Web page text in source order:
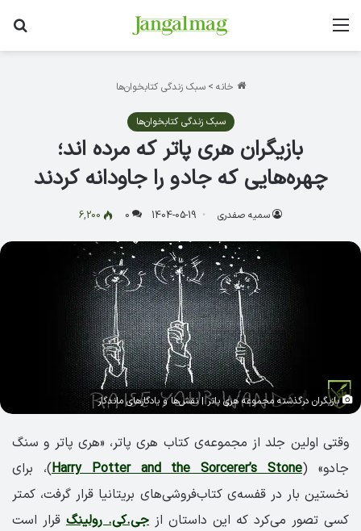
منو
خانه > سبک زندگی کتابخوان‌ها
سبک زندگی کتابخوان‌ها
بازیگران هری پاتر که مرده اند؛
چهره‌هایی که جادو را جاودانه کردند
سمیه صفدری 1404-05-19
0
6,200
بازیگران درگذشته مجموعه هری پاتر | نقش‌ها و یادگارهای ماندگار
وقتی اولین جلد از مجموعه‌ی کتاب هری پاتر، «هری پاتر و سنگ
جادو» (Harry Potter and the Sorcerer’s Stone)، برای
نخستین بار در قفسه‌ی کتاب‌فروشی‌های بریتانیا قرار گرفت، کمتر
کسی تصور می‌کرد که این داستان از جی.کی. رولینگ قرار است